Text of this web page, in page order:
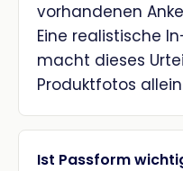
vorhandenen
Eine realistische
macht dieses
Produktfotos
Ist Passform